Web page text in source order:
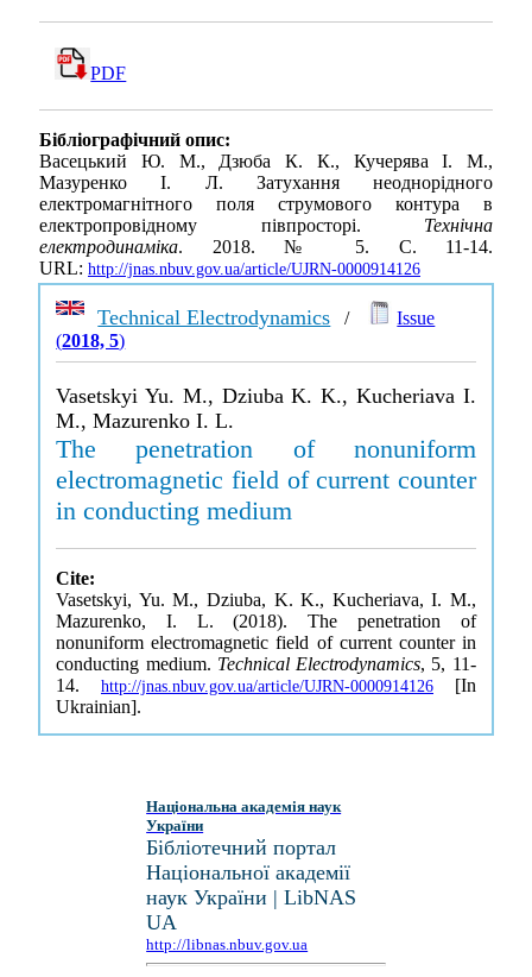
PDF
Бібліографічний опис:
Васецький Ю. М., Дзюба К. К., Кучерява І. М.,
Мазуренко І. Л. Затухання неоднорідного
електромагнітного поля струмового контура в
електропровідному півпросторі. Технічна
електродинаміка. 2018. № 5. С. 11-14.
URL: http://jnas.nbuv.gov.ua/article/UJRN-0000914126
Technical Electrodynamics /
Issue
(2018, 5)
Vasetskyi Yu. M., Dziuba K. K., Kucheriava I.
M., Mazurenko I. L.
The penetration of nonuniform
electromagnetic field of current counter
in conducting medium
Cite:
Vasetskyi, Yu. M., Dziuba, K. K., Kucheriava, I. M.,
Mazurenko, I. L. (2018). The penetration of
nonuniform electromagnetic field of current counter in
conducting medium. Technical Electrodynamics, 5, 11-
14. http://jnas.nbuv.gov.ua/article/UJRN-0000914126 [In
Ukrainian].
Національна академія наук
України
Бібліотечний портал
Національної академії
наук України | LibNAS
UA
http://libnas.nbuv.gov.ua